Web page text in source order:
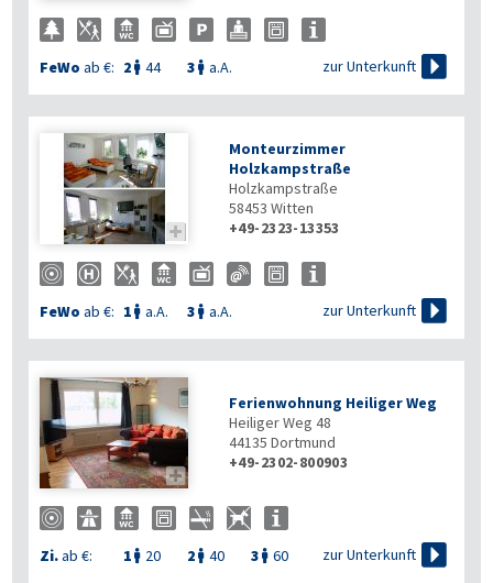
FeWo ab €: 2  44 3  a.A. zur Unterkunft 

Monteurzimmer
Holzkampstraße
Holzkampstraße
58453 Witten
+49-2323-13353
FeWo ab €: 1  a.A. 3  a.A. zur Unterkunft 

Ferienwohnung Heiliger Weg
Heiliger Weg 48
44135 Dortmund
+49-2302-800903
Zi.ab €: 1  20 2  40 3  60 zur Unterkunft 